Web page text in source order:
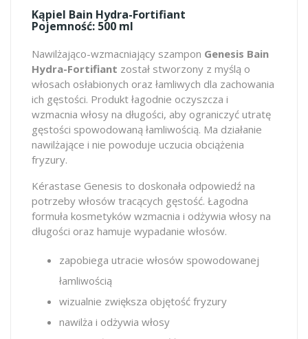
Kąpiel Bain Hydra-Fortifiant
Pojemność: 500 ml
Nawilżająco-wzmacniający szampon Genesis Bain
Hydra-Fortifiant został stworzony z myślą o
włosach osłabionych oraz łamliwych dla zachowania
ich gęstości. Produkt łagodnie oczyszcza i
wzmacnia włosy na długości, aby ograniczyć utratę
gęstości spowodowaną łamliwością. Ma działanie
nawilżające i nie powoduje uczucia obciążenia
fryzury.
Kérastase Genesis to doskonała odpowiedź na
potrzeby włosów tracących gęstość. Łagodna
formuła kosmetyków wzmacnia i odżywia włosy na
długości oraz hamuje wypadanie włosów.
zapobiega utracie włosów spowodowanej
łamliwością
wizualnie zwiększa objętość fryzury
nawilża i odżywia włosy